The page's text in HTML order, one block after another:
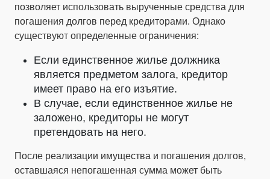
позволяет использовать вырученные средства для
погашения долгов перед кредиторами. Однако
существуют определенные ограничения:
Если единственное жилье должника
является предметом залога, кредитор
имеет право на его изъятие.
В случае, если единственное жилье не
заложено, кредиторы не могут
претендовать на него.
После реализации имущества и погашения долгов,
оставшаяся непогашенная сумма может быть